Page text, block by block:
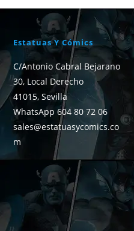
Estatuas Y Cómics
C/Antonio Cabral Bejarano
30, Local Derecho
41015, Sevilla
WhatsApp 604 80 72 06
sales@estatuasycomics.co
m